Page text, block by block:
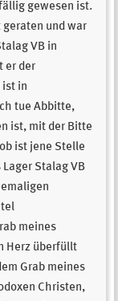
gewesen ist.
und war
VB in
er der
ist in
tue Abbitte,
ist, mit der Bitte
ist jene Stelle
Stalag VB
meines
Herz überfüllt
Grab meines
Christen,